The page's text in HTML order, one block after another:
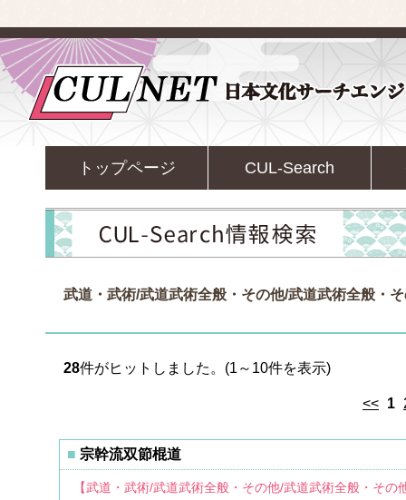
トップページ CUL-Search
武道・武術/武道武術全般・その他/武道武術全般・
28件がヒットしました。(1～10件を表示)
<< 1
宗幹流双節棍道
【武道・武術/武道武術全般・その他/武道武術全般・その